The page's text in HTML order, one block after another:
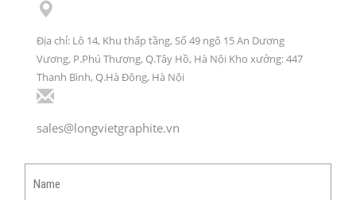
Địa chỉ: Lô 14, Khu thấp tầng, Số 49 ngõ 15 An Dương
Vương, P.Phú Thượng, Q.Tây Hồ, Hà Nội Kho xưởng: 447
Thanh Bình, Q.Hà Đông, Hà Nội
sales@longvietgraphite.vn